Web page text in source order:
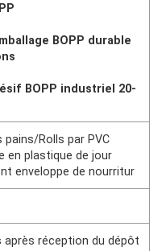
BOPP durable
BOPP industriel 20-
pains/Rolls par PVC
en plastique de jour
enveloppe de nourritur
après réception du dépôt